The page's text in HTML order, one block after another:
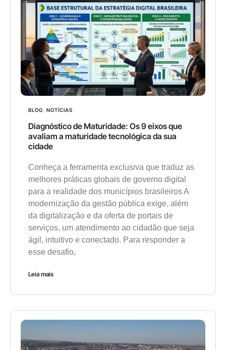
BLOG, NOTÍCIAS
Diagnóstico de Maturidade: Os 9 eixos que
avaliam a maturidade tecnológica da sua
cidade
Conheça a ferramenta exclusiva que traduz as
melhores práticas globais de governo digital
para a realidade dos municípios brasileiros A
modernização da gestão pública exige, além
da digitalização e da oferta de portais de
serviços, um atendimento ao cidadão que seja
ágil, intuitivo e conectado. Para responder a
esse desafio,
Leia mais